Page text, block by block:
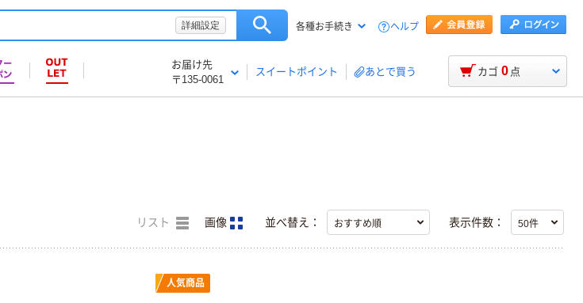
詳細設定 各種お手続き ヘルプ
お届け先
〒135-0061
スイートポイント あとで買う カゴ 0 点
リスト 画像 並べ替え： 表示件数：
人気商品